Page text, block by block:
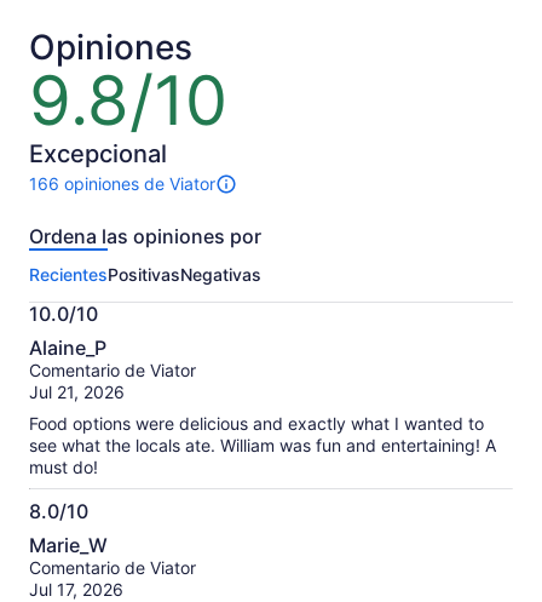
por
adulto
Opiniones
9.8/10
9.8
de
10
Excepcional
166 opiniones de Viator
Hay
opiniones
esta
actividad.
Más
información
sobre
nuestras
verificadas
Ordena las opiniones por
RecientesPositivasNegativas
10.0/10
10.0
de
10
Alaine_P
Comentario de Viator
Jul 21, 2026
Food options were delicious and exactly what I wanted to
see what the locals ate. William was fun and entertaining! A
must do!
8.0/10
8.0
de
10
Marie_W
Comentario de Viator
Jul 17, 2026